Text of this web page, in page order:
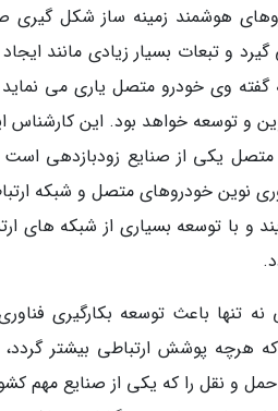
هوشمند زمینه ساز شکل گیری
و تبعات بسیار زیادی مانند
وی خودرو متصل یاری می
توسعه خواهد بود. این کارشناس
یکی از صنایع زودبازدهی
نوین خودروهای متصل و شبکه
و با توسعه بسیاری از شبکه های
تنها باعث توسعه بکارگیری
هرچه پوشش ارتباطی بیشتر
و نقل را که یکی از صنایع مهم